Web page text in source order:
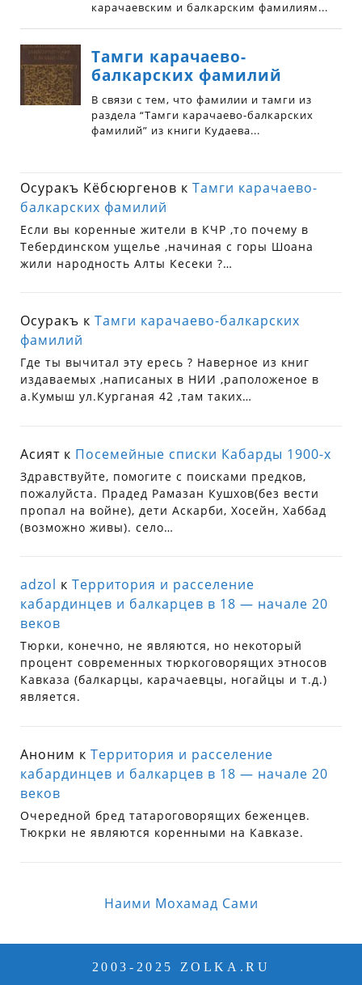
Осуракъ Кёбсюргенов кТамги карачаево-
балкарских фамилий
Если вы коренные жители в КЧР ,то почему в
Тебердинском ущелье ,начиная с горы Шоана
жили народность Алты Кесеки ?…
Осуракъ кТамги карачаево-балкарских
фамилий
Где ты вычитал эту ересь ? Наверное из книг
издаваемых ,написаных в НИИ ,раположеное в
а.Кумыш ул.Курганая 42 ,там таких…
Асият к Посемейные списки Кабарды 1900-х
Здравствуйте, помогите с поисками предков,
пожалуйста. Прадед Рамазан Кушхов(без вести
пропал на войне), дети Аскарби, Хосейн, Хаббад
(возможно живы). село…
adzol кТерритория и расселение
кабардинцев и балкарцев в 18 — начале 20
веков
Тюрки, конечно, не являются, но некоторый
процент современных тюркоговорящих этносов
Кавказа (балкарцы, карачаевцы, ногайцы и т.д.)
является.
Аноним кТерритория и расселение
кабардинцев и балкарцев в 18 — начале 20
веков
Очередной бред татароговорящих беженцев.
Тюкрки не являются коренными на Кавказе.
Наими Мохамад Сами
2003-2025 ZOLKA.RU